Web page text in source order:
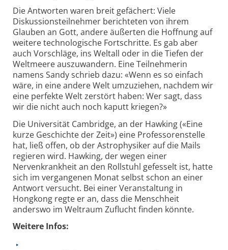
Die Antworten waren breit gefächert: Viele
Diskussionsteilnehmer berichteten von ihrem
Glauben an Gott, andere äußerten die Hoffnung auf
weitere technologische Fortschritte. Es gab aber
auch Vorschläge, ins Weltall oder in die Tiefen der
Weltmeere auszuwandern. Eine Teilnehmerin
namens Sandy schrieb dazu: «Wenn es so einfach
wäre, in eine andere Welt umzuziehen, nachdem wir
eine perfekte Welt zerstört haben: Wer sagt, dass
wir die nicht auch noch kaputt kriegen?»
Die Universität Cambridge, an der Hawking («Eine
kurze Geschichte der Zeit») eine Professorenstelle
hat, ließ offen, ob der Astrophysiker auf die Mails
regieren wird. Hawking, der wegen einer
Nervenkrankheit an den Rollstuhl gefesselt ist, hatte
sich im vergangenen Monat selbst schon an einer
Antwort versucht. Bei einer Veranstaltung in
Hongkong regte er an, dass die Menschheit
anderswo im Weltraum Zuflucht finden könnte.
Weitere Infos: